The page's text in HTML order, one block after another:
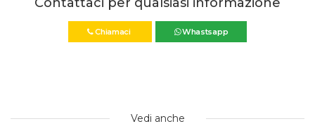
Chiamaci Whastsapp
Vedi anche